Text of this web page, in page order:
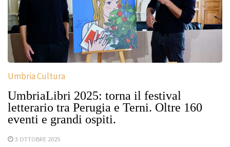
Umbria Cultura
UmbriaLibri 2025: torna il festival
letterario tra Perugia e Terni. Oltre 160
eventi e grandi ospiti.
3 OTTOBRE 2025